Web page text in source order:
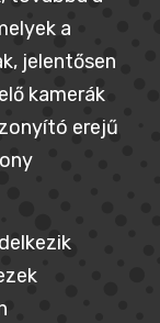
a
jelentősen
kamerák
erejű